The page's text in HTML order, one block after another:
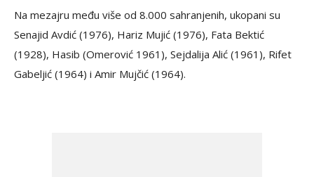
Na mezajru među više od 8.000 sahranjenih, ukopani su
Senajid Avdić (1976), Hariz Mujić (1976), Fata Bektić
(1928), Hasib (Omerović 1961), Sejdalija Alić (1961), Rifet
Gabeljić (1964) i Amir Mujčić (1964).